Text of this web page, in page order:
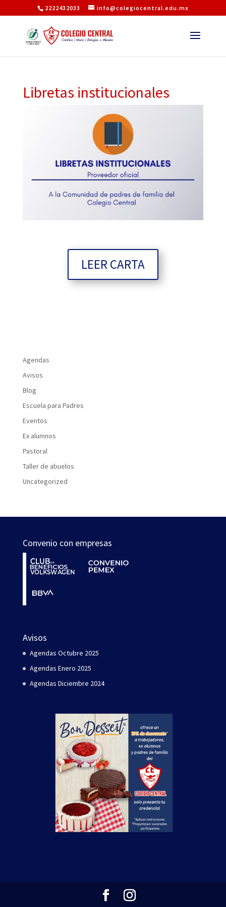
2222432033 info@colegiocentral.edu.mx
Libretas institucionales
LEER CARTA
Agendas
Avisos
Blog
Escuela para Padres
Eventos
Ex alumnos
Pastoral
Taller de abuelos
Uncategorized
Convenio con empresas
Avisos
Agendas Octubre 2025
Agendas Enero 2025
Agendas Diciembre 2024